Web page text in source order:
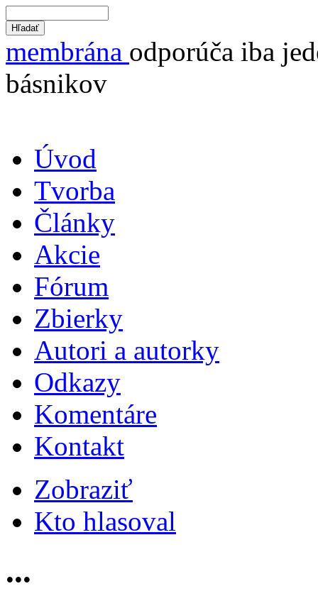
membrána odporúča iba
básnikov
Úvod
Tvorba
Články
Akcie
Fórum
Zbierky
Autori a autorky
Odkazy
Komentáre
Kontakt
Zobraziť
Kto hlasoval
...